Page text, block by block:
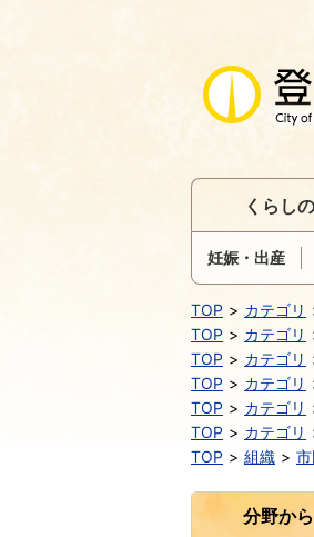
くらし
妊娠・出産
TOP カテゴリ
TOP
カテゴリ
TOP
カテゴリ
TOP
カテゴリ
TOP
カテゴリ
TOP
カテゴリ
TOP
組織
分野か